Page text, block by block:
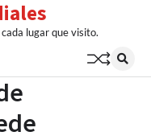
lugar que visito.